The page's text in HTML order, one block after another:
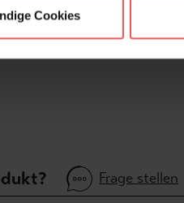
Cookies
Frage stellen